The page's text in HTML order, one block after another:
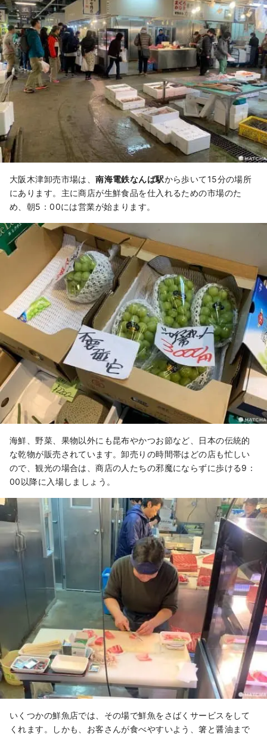
大阪木津卸売市場は、南海電鉄なんば駅から歩いて15分の場所
にあります。主に商店が生鮮食品を仕入れるための市場のた
め、朝5：00には営業が始まります。
海鮮、野菜、果物以外にも昆布やかつお節など、日本の伝統的
な乾物が販売されています。卸売りの時間帯はどの店も忙しい
ので、観光の場合は、商店の人たちの邪魔にならずに歩ける9：
00以降に入場しましょう。
いくつかの鮮魚店では、その場で鮮魚をさばくサービスをして
くれます。しかも、お客さんが食べやすいよう、箸と醤油まで